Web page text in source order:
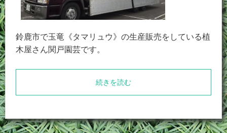
鈴鹿市で玉竜《タマリュウ》の生産販売をしている植
木屋さん関戸園芸です。
続きを読む